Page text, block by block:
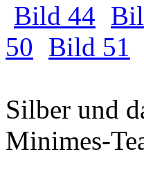
Bild 44
50 Bild 51
Silber und
Minimes-